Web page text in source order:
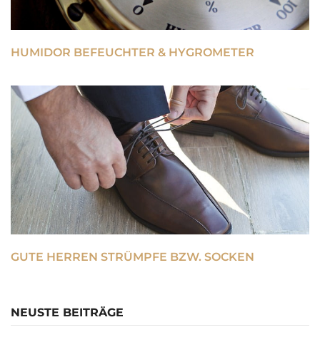
HUMIDOR BEFEUCHTER & HYGROMETER
GUTE HERREN STRÜMPFE BZW. SOCKEN
NEUSTE BEITRÄGE